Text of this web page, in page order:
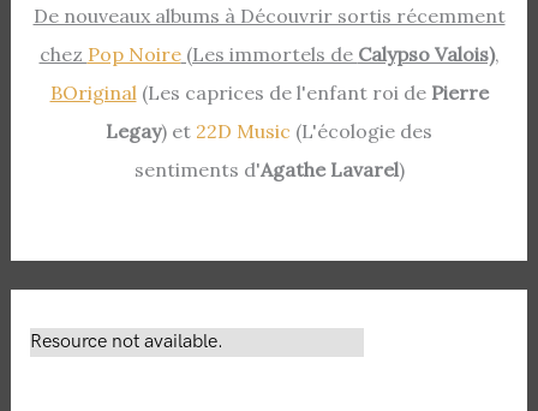
De nouveaux albums à Découvrir sortis récemment
chez Pop Noire(Les immortels de Calypso Valois),
BOriginal(Les caprices de l'enfant roi de Pierre
Legay) et 22D Music (L'écologie des
sentiments d'Agathe Lavarel)